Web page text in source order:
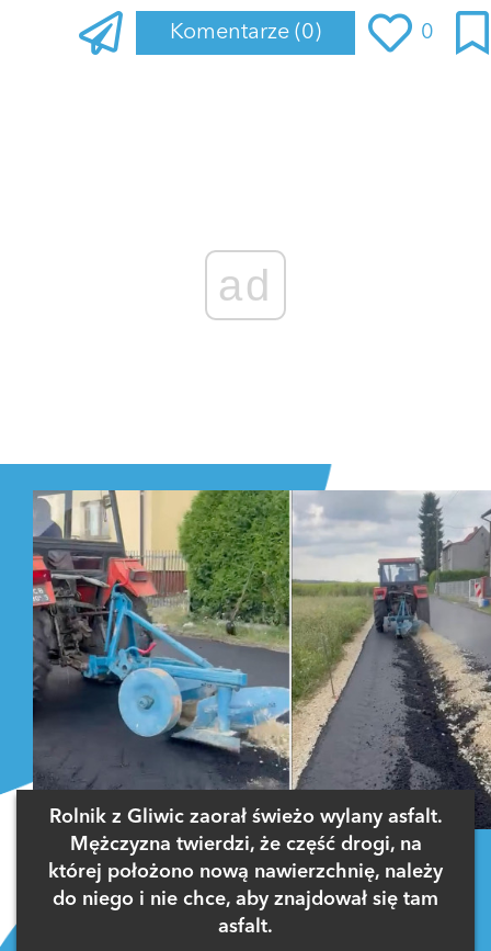
Komentarze (0) 0
ad
Rolnik z Gliwic zaorał świeżo wylany asfalt.
Mężczyzna twierdzi, że część drogi, na
której położono nową nawierzchnię, należy
do niego i nie chce, aby znajdował się tam
asfalt.